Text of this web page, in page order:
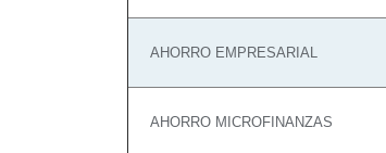
AHORRO EMPRESARIAL
AHORRO MICROFINANZAS